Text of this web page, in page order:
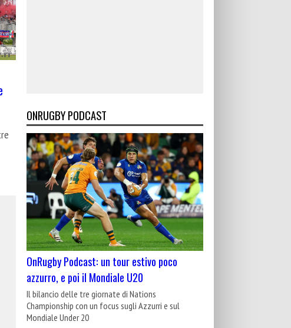
ONRUGBY PODCAST
OnRugby Podcast: un tour estivo poco
azzurro, e poi il Mondiale U20
Il bilancio delle tre giornate di Nations
Championship con un focus sugli Azzurri e sul
Mondiale Under 20